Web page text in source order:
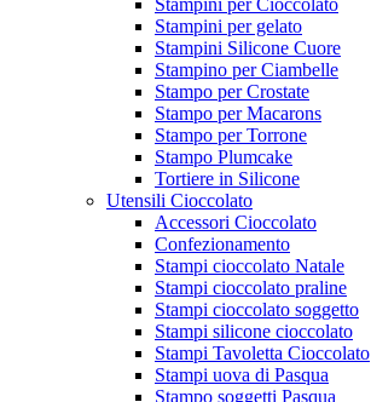
Stampini per Cioccolato
Stampini per gelato
Stampini Silicone Cuore
Stampino per Ciambelle
Stampo per Crostate
Stampo per Macarons
Stampo per Torrone
Stampo Plumcake
Tortiere in Silicone
Utensili Cioccolato
Accessori Cioccolato
Confezionamento
Stampi cioccolato Natale
Stampi cioccolato praline
Stampi cioccolato soggetto
Stampi silicone cioccolato
Stampi Tavoletta Cioccolato
Stampi uova di Pasqua
Stampo soggetti Pasqua